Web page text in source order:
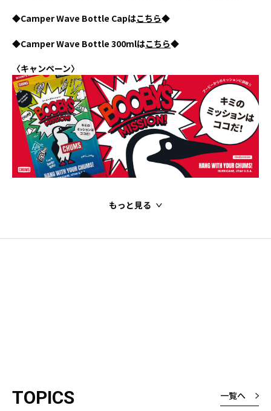
◆Camper Wave Bottle Capはこちら◆
◆Camper Wave Bottle 300mlはこちら◆
〈キャンペーン〉
もっと見る
TOPICS 一覧へ